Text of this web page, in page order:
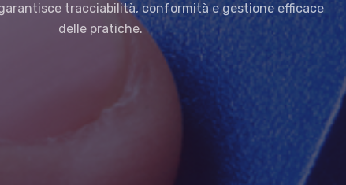
tracciabilità, conformità e gestione efficace
delle pratiche.